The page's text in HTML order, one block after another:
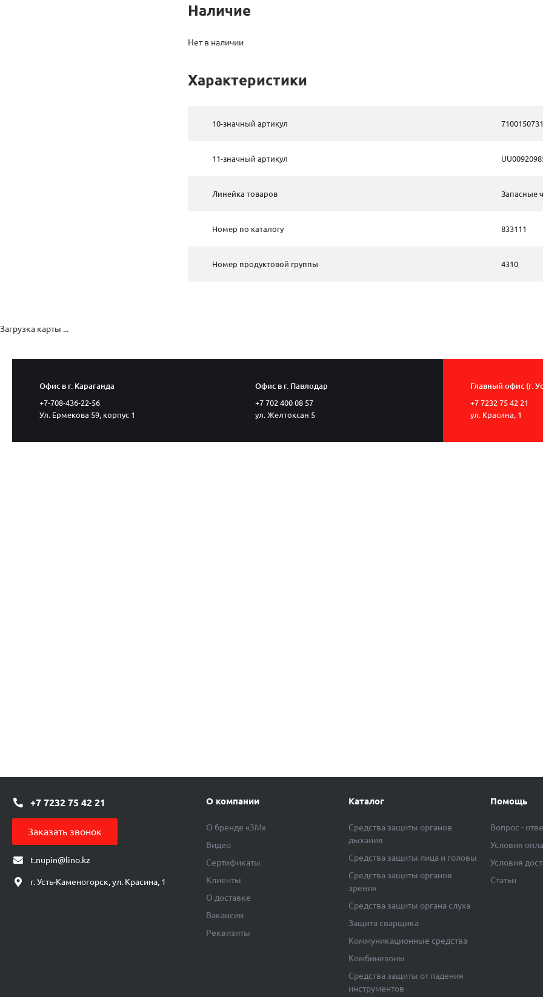
Наличие
Нет в наличии
Характеристики
10-значный артикул 7100150731
11-значный артикул
Линейка товаров Запасные
Номер по каталогу 833111
Номер продуктовой группы 4310
Офис в г. Караганда
+7-708-436-22-56
Ул. Ермекова 59, корпус 1
Офис в г. Павлодар
+7 702 400 08 57
ул. Желтоксан 5
Главный офис (г.
+7 7232 75 42 21
ул. Красина, 1
Загрузка карты ...
+7 7232 75 42 21
Заказать звонок
t.nupin@lino.kz
г. Усть-Каменогорск, ул. Красина, 1
О компании
О бренде «3М»
Видео
Сертификаты
Клиенты
О доставке
Вакансии
Реквизиты
Каталог
Средства защиты органов
дыхания
Средства защиты лица и головы
Средства защиты органов
зрения
Средства защиты органа слуха
Защита сварщика
Коммуникационные средства
Комбинезоны
Средства защиты от падения
инструментов
Помощь
Вопрос -
Условия
Условия
Статьи